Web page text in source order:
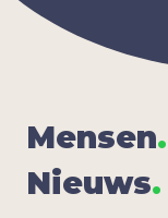
Men­sen.
Nieuws.